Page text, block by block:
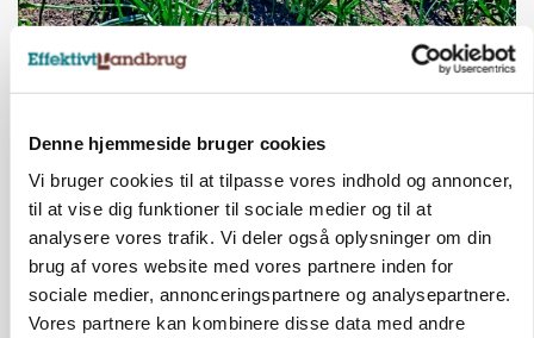
Denne hjemmeside bruger cookies
Vi bruger cookies til at tilpasse vores indhold og annoncer,
til at vise dig funktioner til sociale medier og til at
analysere vores trafik. Vi deler også oplysninger om din
brug af vores website med vores partnere inden for
sociale medier, annonceringspartnere og analysepartnere.
Vores partnere kan kombinere disse data med andre
Grøntsagsproduktion presset af kvælstofkrav:
Seks hektar brak for én hektar porrer
Annonce